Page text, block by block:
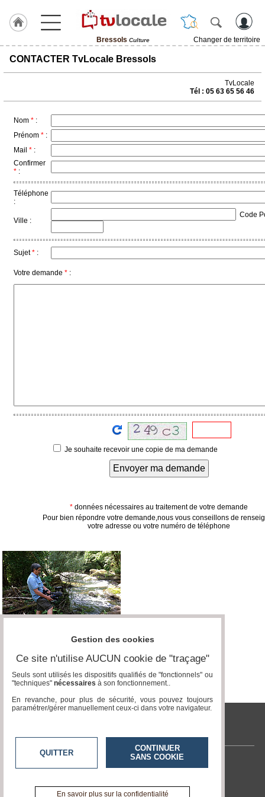
Bressols Culture
Changer de territoire
J'adhère
Hulcoq
Bressols
TvLocale
Accueil
RUBRIQUES
Agenda
Gazette
éditeur
CONTACTER TvLocale Bressols
TvLocale
Tél : 05 63 65 56 46
Nom * :
Prénom * :
Mail * :
Confirmer
* :
Téléphone
:
Ville :
Code
Sujet* :
Votre demande * :
Je souhaite recevoir une copie de ma demande
Envoyer ma demande
* données nécessaires au traitement de votre demande
Pour bien répondre votre demande,nous vous conseillons de
votre adresse ou votre numéro de téléphone
tvlocale.fr
Contactez-nous
A propos de tvlocale.fr
Gestion des cookies
Ce site n'utilise AUCUN cookie de "traçage"
Seuls sont utilisés les dispositifs qualifiés de "fonctionnels" ou
"techniques" nécessaires à son fonctionnement..
En revanche, pour plus de sécurité, vous pouvez toujours
paramétrer/gérer manuellement ceux-ci dans votre navigateur.
QUITTER
CONTINUER
SANS COOKIE
En savoir plus sur la confidentialité